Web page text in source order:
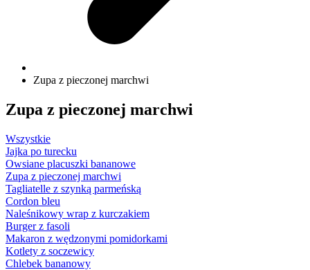
Zupa z pieczonej marchwi
Zupa z pieczonej marchwi
Wszystkie
Jajka po turecku
Owsiane placuszki bananowe
Zupa z pieczonej marchwi
Tagliatelle z szynką parmeńską
Cordon bleu
Naleśnikowy wrap z kurczakiem
Burger z fasoli
Makaron z wędzonymi pomidorkami
Kotlety z soczewicy
Chlebek bananowy